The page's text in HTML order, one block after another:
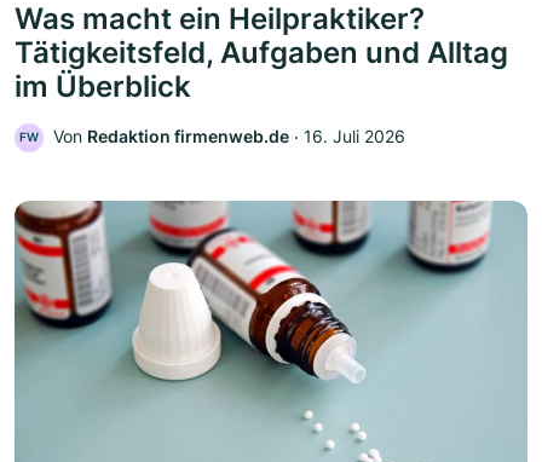
Was macht ein Heilpraktiker?
Tätigkeitsfeld, Aufgaben und Alltag
im Überblick
FW Von Redaktion firmenweb.de ‧ 16. Juli 2026